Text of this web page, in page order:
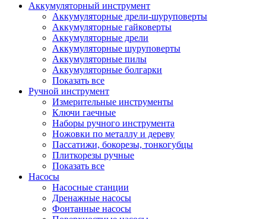
Аккумуляторный инструмент
Аккумуляторные дрели-шуруповерты
Аккумуляторные гайковерты
Аккумуляторные дрели
Аккумуляторные шуруповерты
Аккумуляторные пилы
Аккумуляторные болгарки
Показать все
Ручной инструмент
Измерительные инструменты
Ключи гаечные
Наборы ручного инструмента
Ножовки по металлу и дереву
Пассатижи, бокорезы, тонкогубцы
Плиткорезы ручные
Показать все
Насосы
Насосные станции
Дренажные насосы
Фонтанные насосы